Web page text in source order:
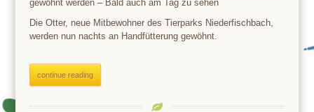
gewöhnt werden – Bald auch am Tag zu sehen
Die Otter, neue Mitbewohner des Tierparks Niederfischbach,
werden nun nachts an Handfütterung gewöhnt.
continue reading